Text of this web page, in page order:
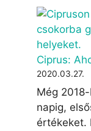
Ciprus:
2020.03.27.
Még
napig,
értékeket.